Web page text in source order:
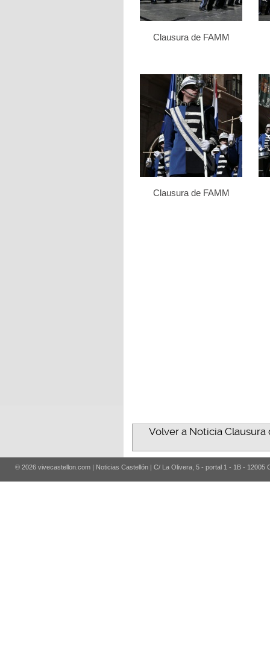
Clausura de FAMM
Clausura de FAMM
Volver a Noticia
© 2026 vivecastellon.com | Noticias Castellón | C/ La Olivera, 5 - portal 1 - 1B - 12005